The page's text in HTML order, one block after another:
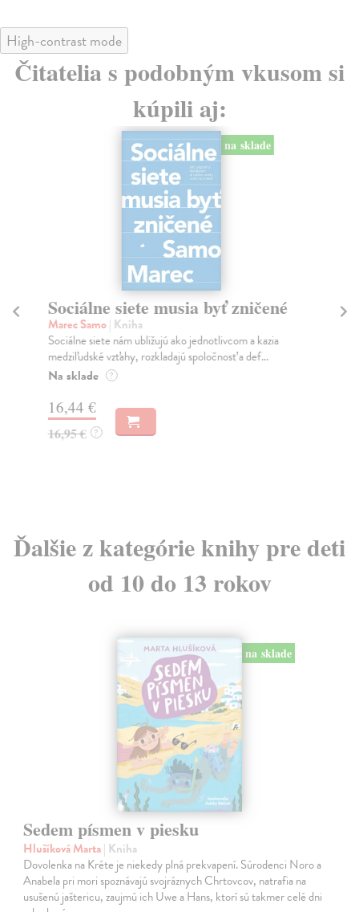
High-contrast mode
Čitatelia s podobným vkusom si
kúpili aj:
na sklade
Sociálne siete musia byť zničené
Marec Samo| Kniha
Sociálne siete nám ubližujú ako jednotlivcom a kazia
medziľudské vzťahy, rozkladajú spoločnosť a def...
Na sklade ?
16,44 €
16,95 € ?
Ďalšie z kategórie knihy pre deti
od 10 do 13 rokov
na sklade
Sedem písmen v piesku
Hlušíková Marta| Kniha
Dovolenka na Kréte je niekedy plná prekvapení. Súrodenci Noro a
Anabela pri mori spoznávajú svojráznych Chrtovcov, natrafia na
usušenú jaštericu, zaujmú ich Uwe a Hans, ktorí sú takmer celé dni